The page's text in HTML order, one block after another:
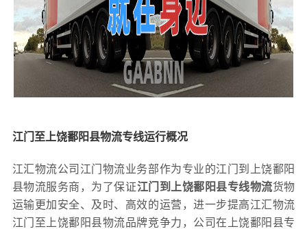
江门至上饶鄱阳县物流专线运行概况
江汇物流公司江门物流业务部作为专业的江门到上饶鄱阳
县物流服务商，为了保证江门到上饶鄱阳县专线物流货物
运输更加安全、及时、高效的运营，进一步提高江汇物流
江门至上饶鄱阳县物流品牌竞争力，公司在上饶鄱阳县专